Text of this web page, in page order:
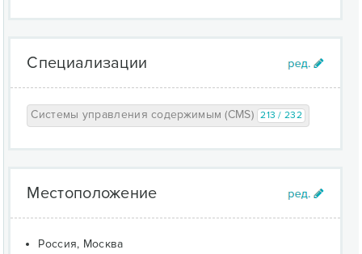
Специализации
Системы управления содержимым (CMS) 213 / 232
Местоположение
Россия, Москва